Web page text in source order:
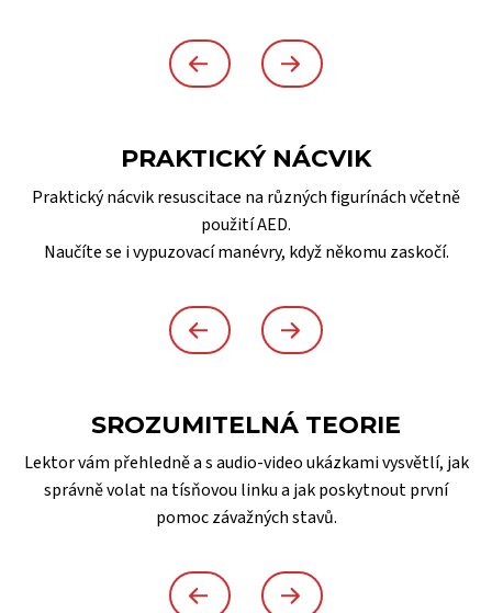
PRAKTICKÝ NÁCVIK
Praktický nácvik resuscitace na různých figurínách včetně
použití AED.
Naučíte se i vypuzovací manévry, když někomu zaskočí.
SROZUMITELNÁ TEORIE
Lektor vám přehledně a s audio-video ukázkami vysvětlí, jak
správně volat na tísňovou linku a jak poskytnout první
pomoc závažných stavů.